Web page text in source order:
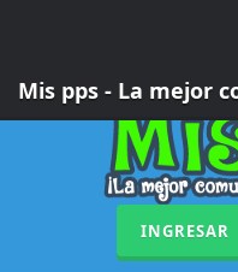
Mis pps - La mejor
INGRESAR